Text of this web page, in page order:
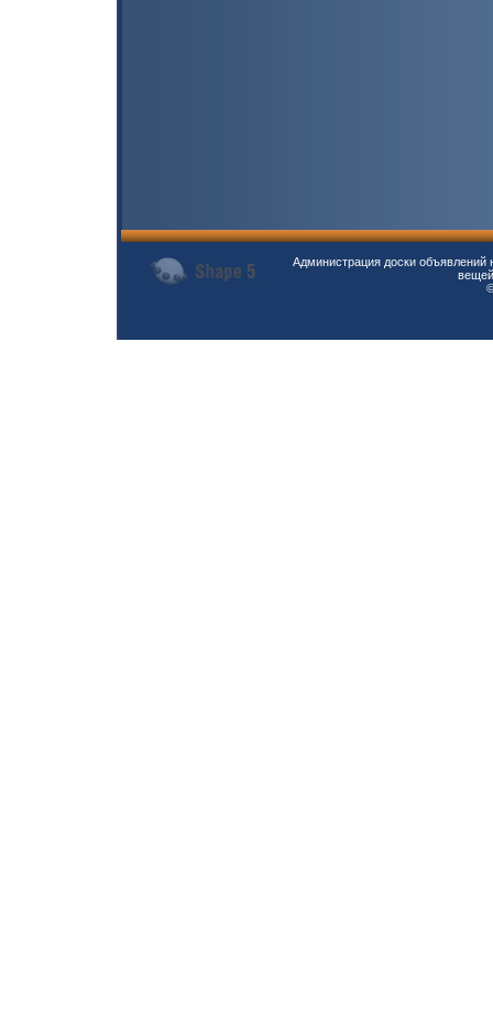
Администрация доски объявлений